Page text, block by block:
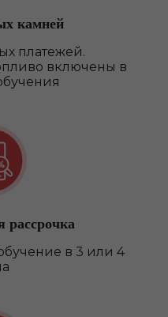
камней
платежей.
включены в
рассрочка
в 3 или 4